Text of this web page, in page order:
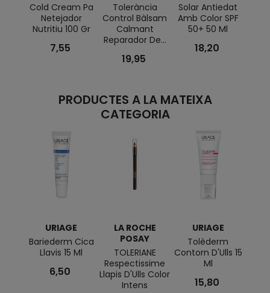
Cold Cream Pa
Netejador
Nutritiu 100 Gr
7,55
Tolerància
Control Bàlsam
Calmant
Reparador De...
19,95
Solar Antiedat
Amb Color SPF
50+ 50 Ml
18,20
PRODUCTES A LA MATEIXA
CATEGORIA
URIAGE
Bariederm Cica
Llavis 15 Ml
6,50
LA ROCHE
POSAY
TOLERIANE
Respectissime
Llapis D'Ulls Color
Intens
URIAGE
Tolèderm
Contorn D'Ulls 15
Ml
15,80